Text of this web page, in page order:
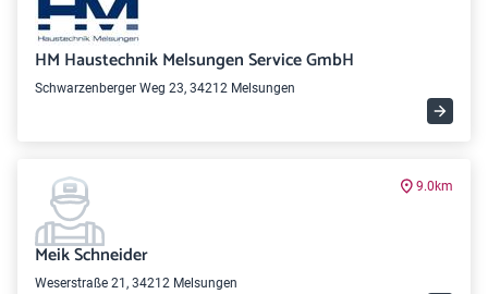
HM Haustechnik Melsungen Service GmbH
Schwarzenberger Weg 23, 34212 Melsungen
9.0km
Meik Schneider
Weserstraße 21, 34212 Melsungen